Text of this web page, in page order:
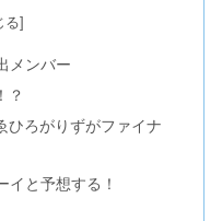
メンバー
？
ひろがりずがファイナ
イと予想する！